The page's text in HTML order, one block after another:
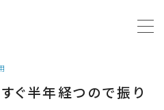
ぐ半年経つので振り